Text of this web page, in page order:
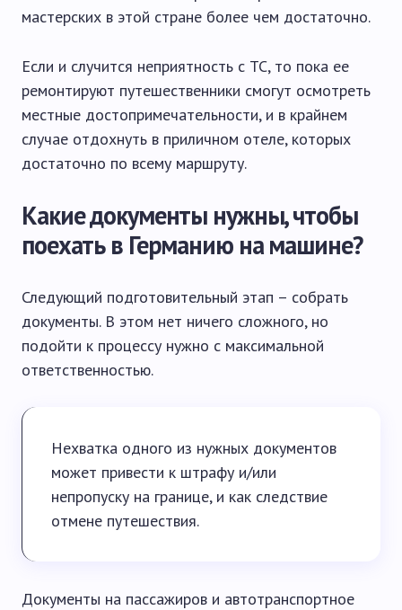
мастерских в этой стране более чем достаточно.
Если и случится неприятность с ТС, то пока ее
ремонтируют путешественники смогут осмотреть
местные достопримечательности, и в крайнем
случае отдохнуть в приличном отеле, которых
достаточно по всему маршруту.
Какие документы нужны, чтобы
поехать в Германию на машине?
Следующий подготовительный этап – собрать
документы. В этом нет ничего сложного, но
подойти к процессу нужно с максимальной
ответственностью.
Нехватка одного из нужных документов
может привести к штрафу и/или
непропуску на границе, и как следствие
отмене путешествия.
Документы на пассажиров и автотранспортное